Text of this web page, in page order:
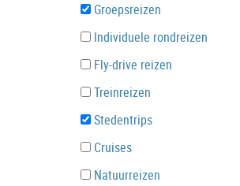
Groepsreizen
Individuele rondreizen
Fly-drive reizen
Treinreizen
Stedentrips
Cruises
Natuurreizen